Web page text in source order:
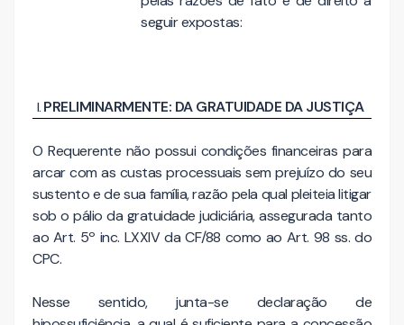
seguir expostas:
PRELIMINARMENTE: DA GRATUIDADE DA JUSTIÇA
O Requerente não possui condições financeiras para
arcar com as custas processuais sem prejuízo do seu
sustento e de sua família, razão pela qual pleiteia litigar
sob o pálio da gratuidade judiciária, assegurada tanto
ao Art. 5º inc. LXXIV da CF/88 como ao Art. 98 ss. do
CPC.
Nesse sentido, junta-se declaração de